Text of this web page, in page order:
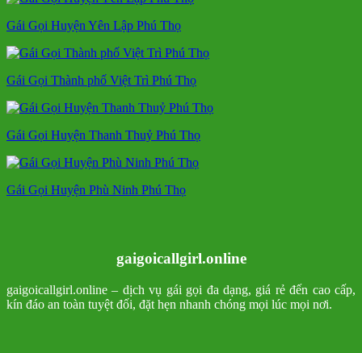
Gái Gọi Huyện Yên Lập Phú Thọ
Gái Gọi Thành phố Việt Trì Phú Thọ
Gái Gọi Huyện Thanh Thuỷ Phú Thọ
Gái Gọi Huyện Phù Ninh Phú Thọ
gaigoicallgirl.online
gaigoicallgirl.online – dịch vụ gái gọi đa dạng, giá rẻ đến cao cấp,
kín đáo an toàn tuyệt đối, đặt hẹn nhanh chóng mọi lúc mọi nơi.